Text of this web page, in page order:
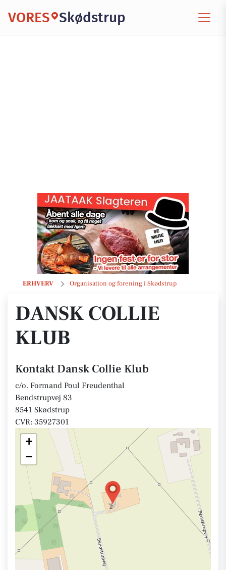
VORES Skødstrup
ERHVERV Organisation og forening i Skødstrup
Dansk Collie Klub
DANSK COLLIE
KLUB
Kontakt Dansk Collie Klub
c/o. Formand Poul Freudenthal
Bendstrupvej 83
8541 Skødstrup
CVR: 35927301
+
−